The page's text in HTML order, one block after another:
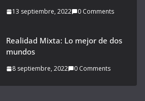
13 septiembre, 2022 0 Comments
Realidad Mixta: Lo mejor de dos
mundos
8 septiembre, 2022 0 Comments